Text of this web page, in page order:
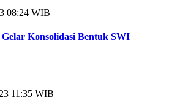
08:24 WIB
Konsolidasi Bentuk SWI
11:35 WIB